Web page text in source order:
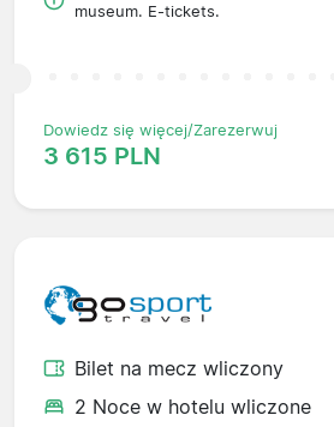
museum. E-tickets.
Dowiedz się więcej/Zarezerwuj
3 615 PLN
Bilet na mecz wliczony
2 Noce w hotelu wliczone